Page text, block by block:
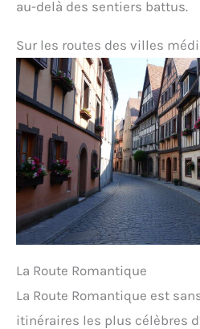
au-delà des sentiers battus.
Sur les routes des villes
La Route Romantique
La Route Romantique est
itinéraires les plus célèbres